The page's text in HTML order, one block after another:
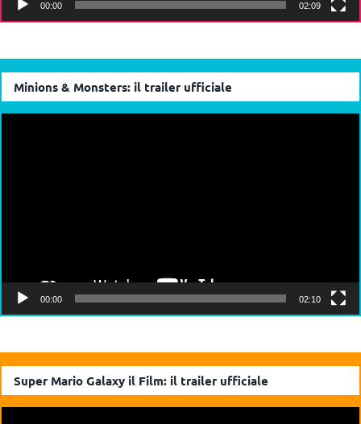
00:00 02:09
Minions & Monsters: il trailer ufficiale
00:00 02:10
Super Mario Galaxy il Film: il trailer ufficiale